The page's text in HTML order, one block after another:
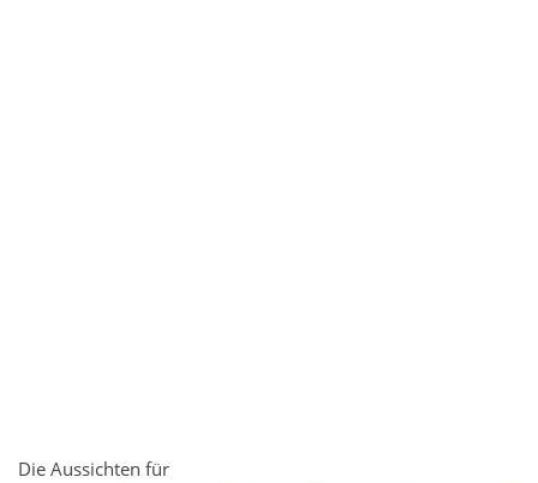
Die Aussichten für